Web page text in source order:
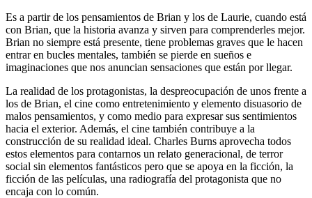
Es a partir de los pensamientos de Brian y los de Laurie, cuando está
con Brian, que la historia avanza y sirven para comprenderles mejor.
Brian no siempre está presente, tiene problemas graves que le hacen
entrar en bucles mentales, también se pierde en sueños e
imaginaciones que nos anuncian sensaciones que están por llegar.
La realidad de los protagonistas, la despreocupación de unos frente a
los de Brian, el cine como entretenimiento y elemento disuasorio de
malos pensamientos, y como medio para expresar sus sentimientos
hacia el exterior. Además, el cine también contribuye a la
construcción de su realidad ideal. Charles Burns aprovecha todos
estos elementos para contarnos un relato generacional, de terror
social sin elementos fantásticos pero que se apoya en la ficción, la
ficción de las películas, una radiografía del protagonista que no
encaja con lo común.